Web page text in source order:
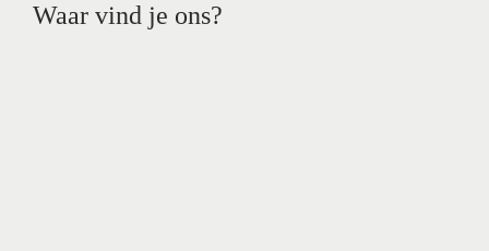
Waar vind je ons?